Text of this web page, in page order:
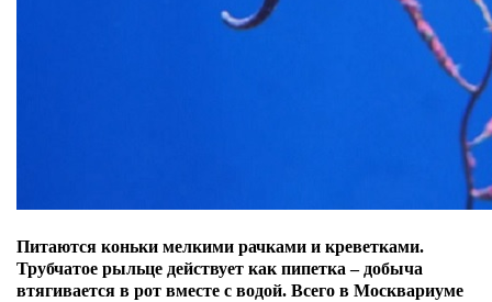
Питаются коньки мелкими рачками и креветками.
Трубчатое рыльце действует как пипетка – добыча
втягивается в рот вместе с водой. Всего в Москвариуме